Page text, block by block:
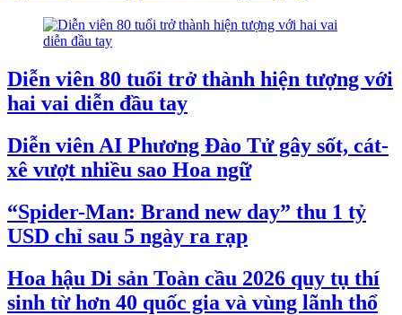
Diễn viên 80 tuổi trở thành hiện tượng với
hai vai diễn đầu tay
Diễn viên AI Phương Đào Tử gây sốt, cát-
xê vượt nhiều sao Hoa ngữ
“Spider-Man: Brand new day” thu 1 tỷ
USD chỉ sau 5 ngày ra rạp
Hoa hậu Di sản Toàn cầu 2026 quy tụ thí
sinh từ hơn 40 quốc gia và vùng lãnh thổ